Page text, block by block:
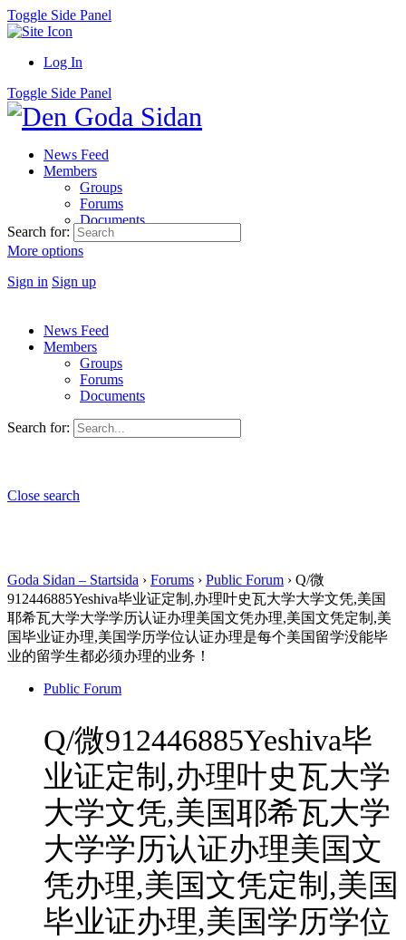
Toggle Side Panel
Log In
Toggle Side Panel
News Feed
Members
Groups
Forums
Documents
More options
Sign in Sign up
Search for:
News Feed
Members
Groups
Forums
Documents
Search for:
Close search
Goda Sidan – Startsida › Forums › Public Forum › Q/微
912446885Yeshiva毕业证定制,办理叶史瓦大学大学文凭,美国
耶希瓦大学大学学历认证办理美国文凭办理,美国文凭定制,美
国毕业证办理,美国学历学位认证办理是每个美国留学没能毕
业的留学生都必须办理的业务！
Public Forum
Q/微912446885Yeshiva毕
业证定制,办理叶史瓦大学
大学文凭,美国耶希瓦大学
大学学历认证办理美国文
凭办理,美国文凭定制,美国
毕业证办理,美国学历学位